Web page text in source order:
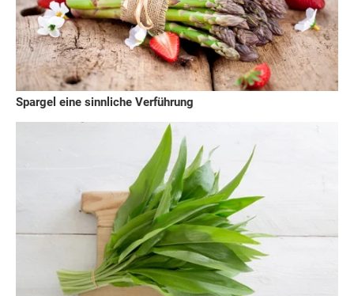
Spargel eine sinnliche Verführung